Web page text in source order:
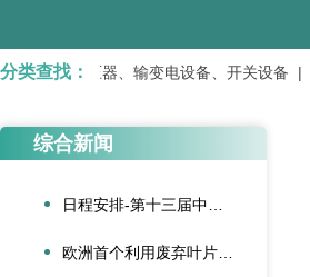
分类查找：
服务 | 变压器、输变电设备、开关设备 |
综合新闻